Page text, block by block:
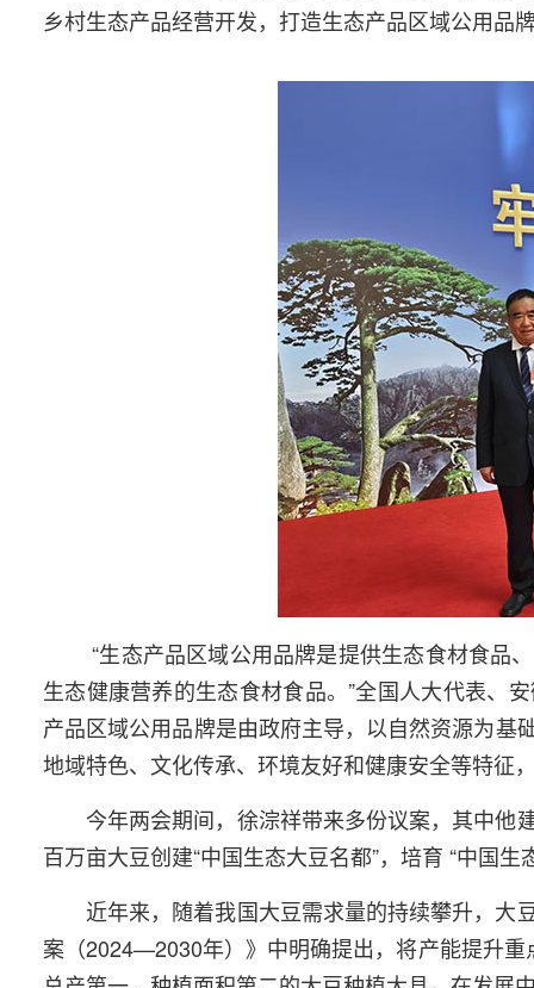
乡村生态产品经营开发，打造生态产品区域公用品
“生态产品区域公用品牌是提供生态食材食品
生态健康营养的生态食材食品。”全国人大代表、
产品区域公用品牌是由政府主导，以自然资源为
地域特色、文化传承、环境友好和健康安全等特征
今年两会期间，徐淙祥带来多份议案，其中他
百万亩大豆创建“中国生态大豆名都”，培育 “中国生
近年来，随着我国大豆需求量的持续攀升，大
案（2024—2030年）》中明确提出，将产能提升